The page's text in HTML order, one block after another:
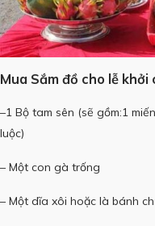
Mua Sắm đồ cho lễ khởi
–1 Bộ tam sên (sẽ gồm:1
luộc)
– Một con gà trống
– Một dĩa xôi hoặc là bánh